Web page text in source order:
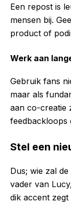
Een repost is
mensen bij.
product of
Werk aan
Gebruik fans
maar als
aan co-creatie
feedbackloops
Stel een
Dus; wie zal
vader van
dik accent zegt